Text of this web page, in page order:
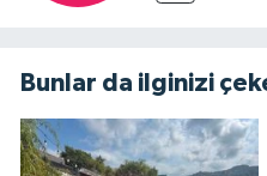
Bunlar da ilginizi